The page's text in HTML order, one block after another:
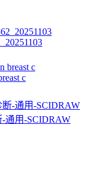
c
通用-SCIDRAW